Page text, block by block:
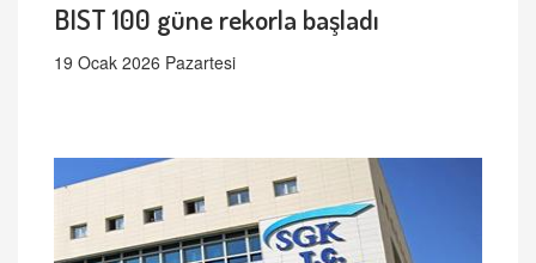
BIST 100 güne rekorla başladı
19 Ocak 2026 Pazartesi